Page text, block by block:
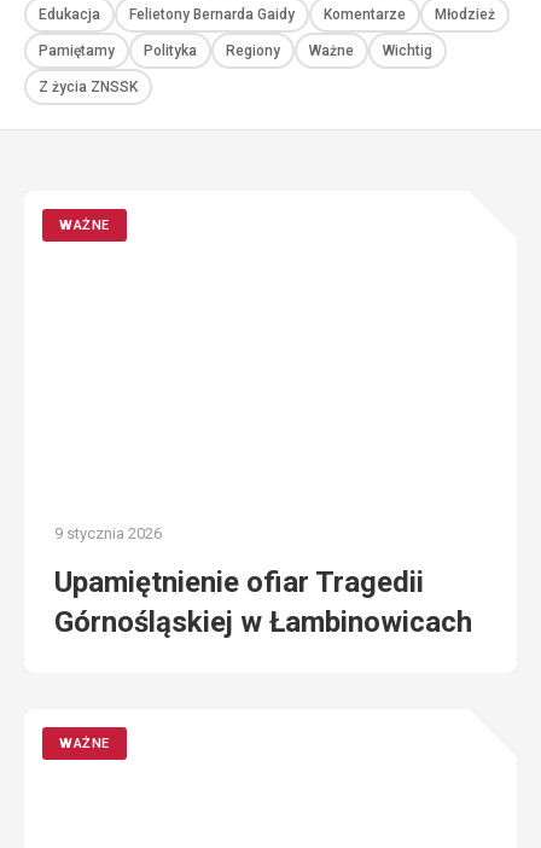
Edukacja Felietony Bernarda Gaidy Komentarze Młodzież
Pamiętamy Polityka Regiony Ważne Wichtig
Z życia ZNSSK
WAŻNE
9 stycznia 2026
Upamiętnienie ofiar Tragedii
Górnośląskiej w Łambinowicach
WAŻNE